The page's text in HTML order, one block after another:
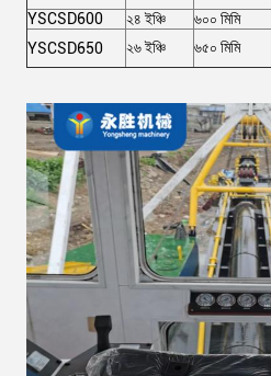
YSCSD600
২৪ ইঞ্চি ৬০০ মিমি
YSCSD650
২৬ ইঞ্চি ৬৫০ মিমি